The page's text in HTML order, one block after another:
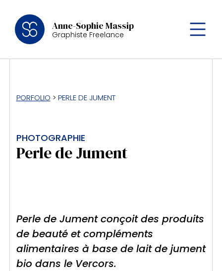
Anne-Sophie Massip
Graphiste Freelance
PORFOLIO > PERLE DE JUMENT
PHOTOGRAPHIE
Perle de Jument
Perle de Jument conçoit des produits
de beauté et compléments
alimentaires à base de lait de jument
bio dans le Vercors.